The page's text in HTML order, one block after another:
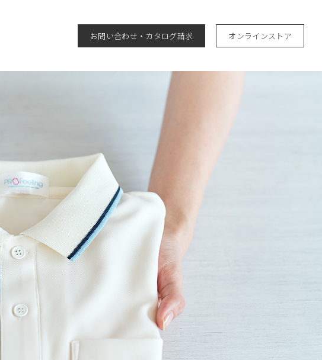
お問い合わせ・カタログ請求 オンラインストア